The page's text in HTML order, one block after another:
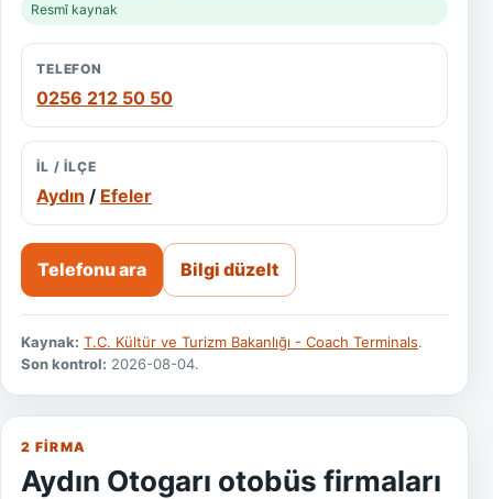
Resmî kaynak
TELEFON
0256 212 50 50
İL / ILÇE
Aydın / Efeler
Telefonu ara Bilgi düzelt
Kaynak: T.C. Kültür ve Turizm Bakanlığı - Coach Terminals.
Son kontrol: 2026-08-04.
2 FIRMA
Aydın Otogarı otobüs firmaları